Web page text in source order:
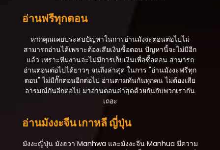
ตอนที่ 32
ตอนที่ 31
สิงหาคม 5, 2025
ตอนที่ 30
สิงหาคม 5, 2025
สิงหาคม 5, 2025
ตอนที่ 28
อ่านฟรีทุกตอน
หากคุณเคยประสบปัญหาในการอ่านมังงะตอนต่อไปไม่
สามารถอ่านได้เพราะต้องเสียเงินซื้อตอน ปัญหานี้จะไม่มีอีก
แล้ว เพราะทีมงานจะไม่มีการเก็บเงินเพื่อซื้อตอน สามารถ
อ่านตอนต่อไปได้ยาวๆ จนถึงล่าสุด ในการ "อ่านมังงะฟรีทุก
ตอน" ไม่มีกั๊กตอนอีกต่อไป อ่านตามทันกันทุกคน ไม่ต้องเสีย
อารมณ์กันอีกต่อไป มาอ่านตอนล่าสุดด้วยกันกับพวกเรากัน
เถอะ
อ่านมังงะจีน เกาหลี ญี่ปุ่น
มังงะญี่ปุ่น มังฮวา Manhwa และมังงะจีน Manhua มีความ